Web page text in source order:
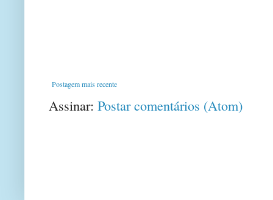
Postagem mais recente
Assinar: Postar comentários (Atom)